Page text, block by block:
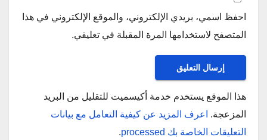
احفظ اسمي، بريدي الإلكتروني، والموقع الإلكتروني في هذا
المتصفح لاستخدامها المرة المقبلة في تعليقي.
هذا الموقع يستخدم خدمة أكيسميت للتقليل من البريد
المزعجة.
اعرف المزيد عن كيفية التعامل مع بيانات
التعليقات الخاصة بك processed
.